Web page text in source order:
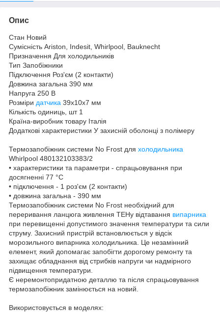
Опис
Стан Новий
Сумісність Ariston, Indesit, Whirlpool, Bauknecht
Призначення Для холодильників
Тип Запобіжники
Підключення Роз'єм (2 контакти)
Довжина загальна 390 мм
Напруга 250 В
Розміри датчика 39х10х7 мм
Кількість одиниць, шт 1
Країна-виробник товару Італія
Додаткові характеристики У захисній оболонці з полімеру
Термозапобіжник системи No Frost для холодильника
Whirlpool 480132103383/2
• характеристики та параметри - спрацьовування при
досягненні 77 °C
• підключення - 1 роз'єм (2 контакти)
• довжина загальна - 390 мм
Термозапобіжник системи No Frost необхідний для
переривання ланцюга живлення ТЕНу відтавання випарника
при перевищенні допустимого значення температури та сили
струму. Захисний пристрій встановлюється у відсік
морозильного випарника холодильника. Це незамінний
елемент, який допомагає запобігти дорогому ремонту та
захищає обладнання від стрибків напруги чи надмірного
підвищення температури.
Є неремонтопридатною деталлю та після спрацьовування
термозапобіжник замінюється на новий.
Використовується в моделях: